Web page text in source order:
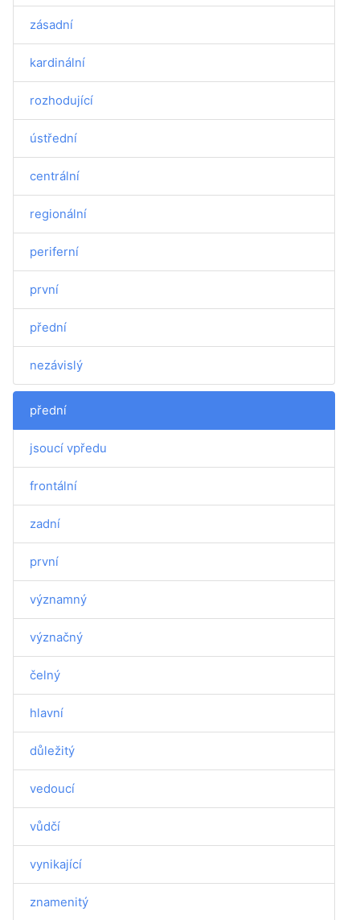
zásadní
kardinální
rozhodující
ústřední
centrální
regionální
periferní
první
přední
nezávislý
přední
jsoucí vpředu
frontální
zadní
první
významný
význačný
čelný
hlavní
důležitý
vedoucí
vůdčí
vynikající
znamenitý